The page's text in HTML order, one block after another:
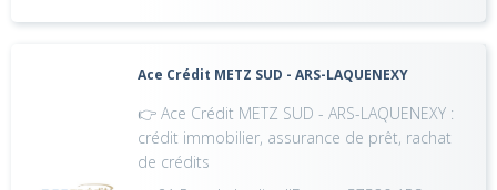
Ace Crédit METZ SUD - ARS-LAQUENEXY
👉 Ace Crédit METZ SUD - ARS-LAQUENEXY :
crédit immobilier, assurance de prêt, rachat
de crédits